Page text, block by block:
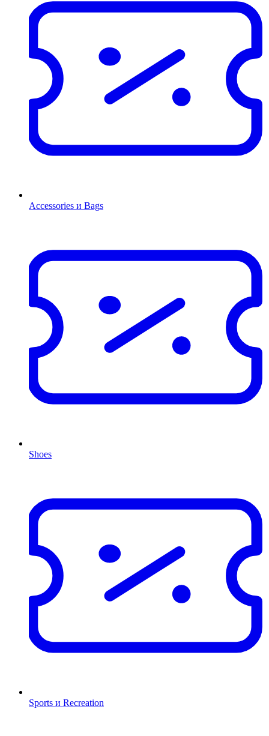
Accessories и Bags
Shoes
Sports и Recreation